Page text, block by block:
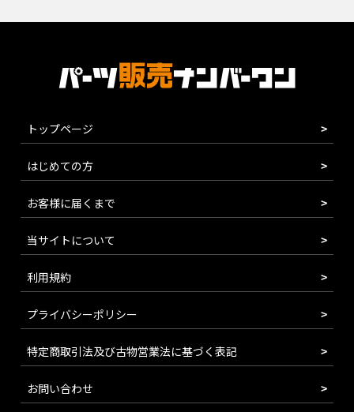
トップページ
はじめての方
お客様に届くまで
当サイトについて
利用規約
プライバシーポリシー
特定商取引法及び古物営業法に基づく表記
お問い合わせ